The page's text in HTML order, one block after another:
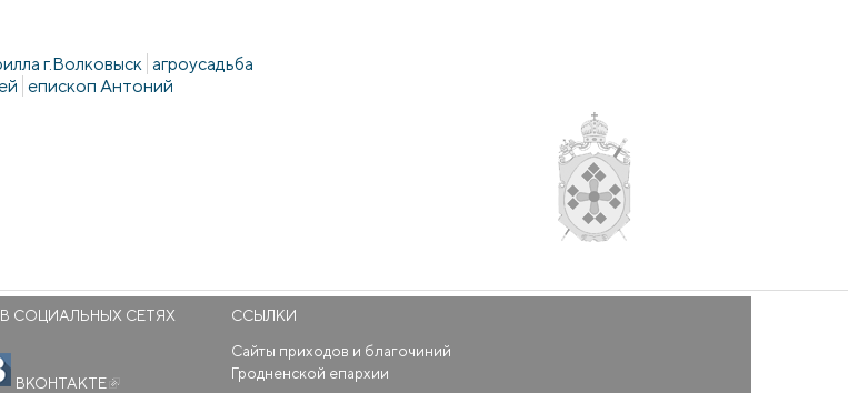
г.Волковыск агроусадьба
епископ Антоний
СОЦИАЛЬНЫХ СЕТЯХ
ВКОНТАКТЕ
(внешняя ссылка)
ССЫЛКИ
Сайты приходов и благочиний
Гродненской епархии